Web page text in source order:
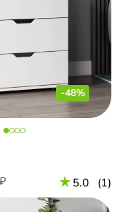
-48%
5.0 (1)